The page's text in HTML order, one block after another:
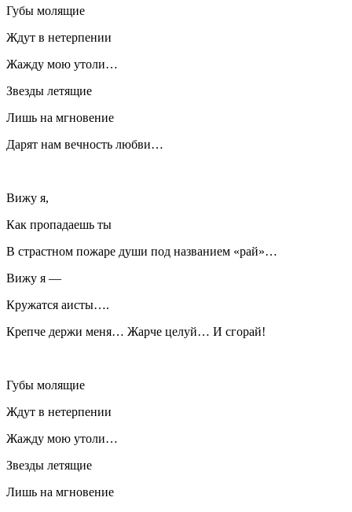
Губы молящие
Ждут в нетерпении
Жажду мою утоли…
Звезды летящие
Лишь на мгновение
Дарят нам вечность любви…
Вижу я,
Как пропадаешь ты
В страстном пожаре души под названием «рай»…
Вижу я —
Кружатся аисты….
Крепче держи меня… Жарче целуй… И сгорай!
Губы молящие
Ждут в нетерпении
Жажду мою утоли…
Звезды летящие
Лишь на мгновение